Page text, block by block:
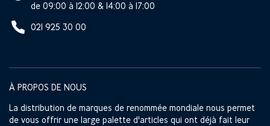
de 09:00 à 12:00 & 14:00 à 17:00
021 925 30 00
À PROPOS DE NOUS
La distribution de marques de renommée mondiale nous permet
de vous offrir une large palette d'articles qui ont déjà fait leur